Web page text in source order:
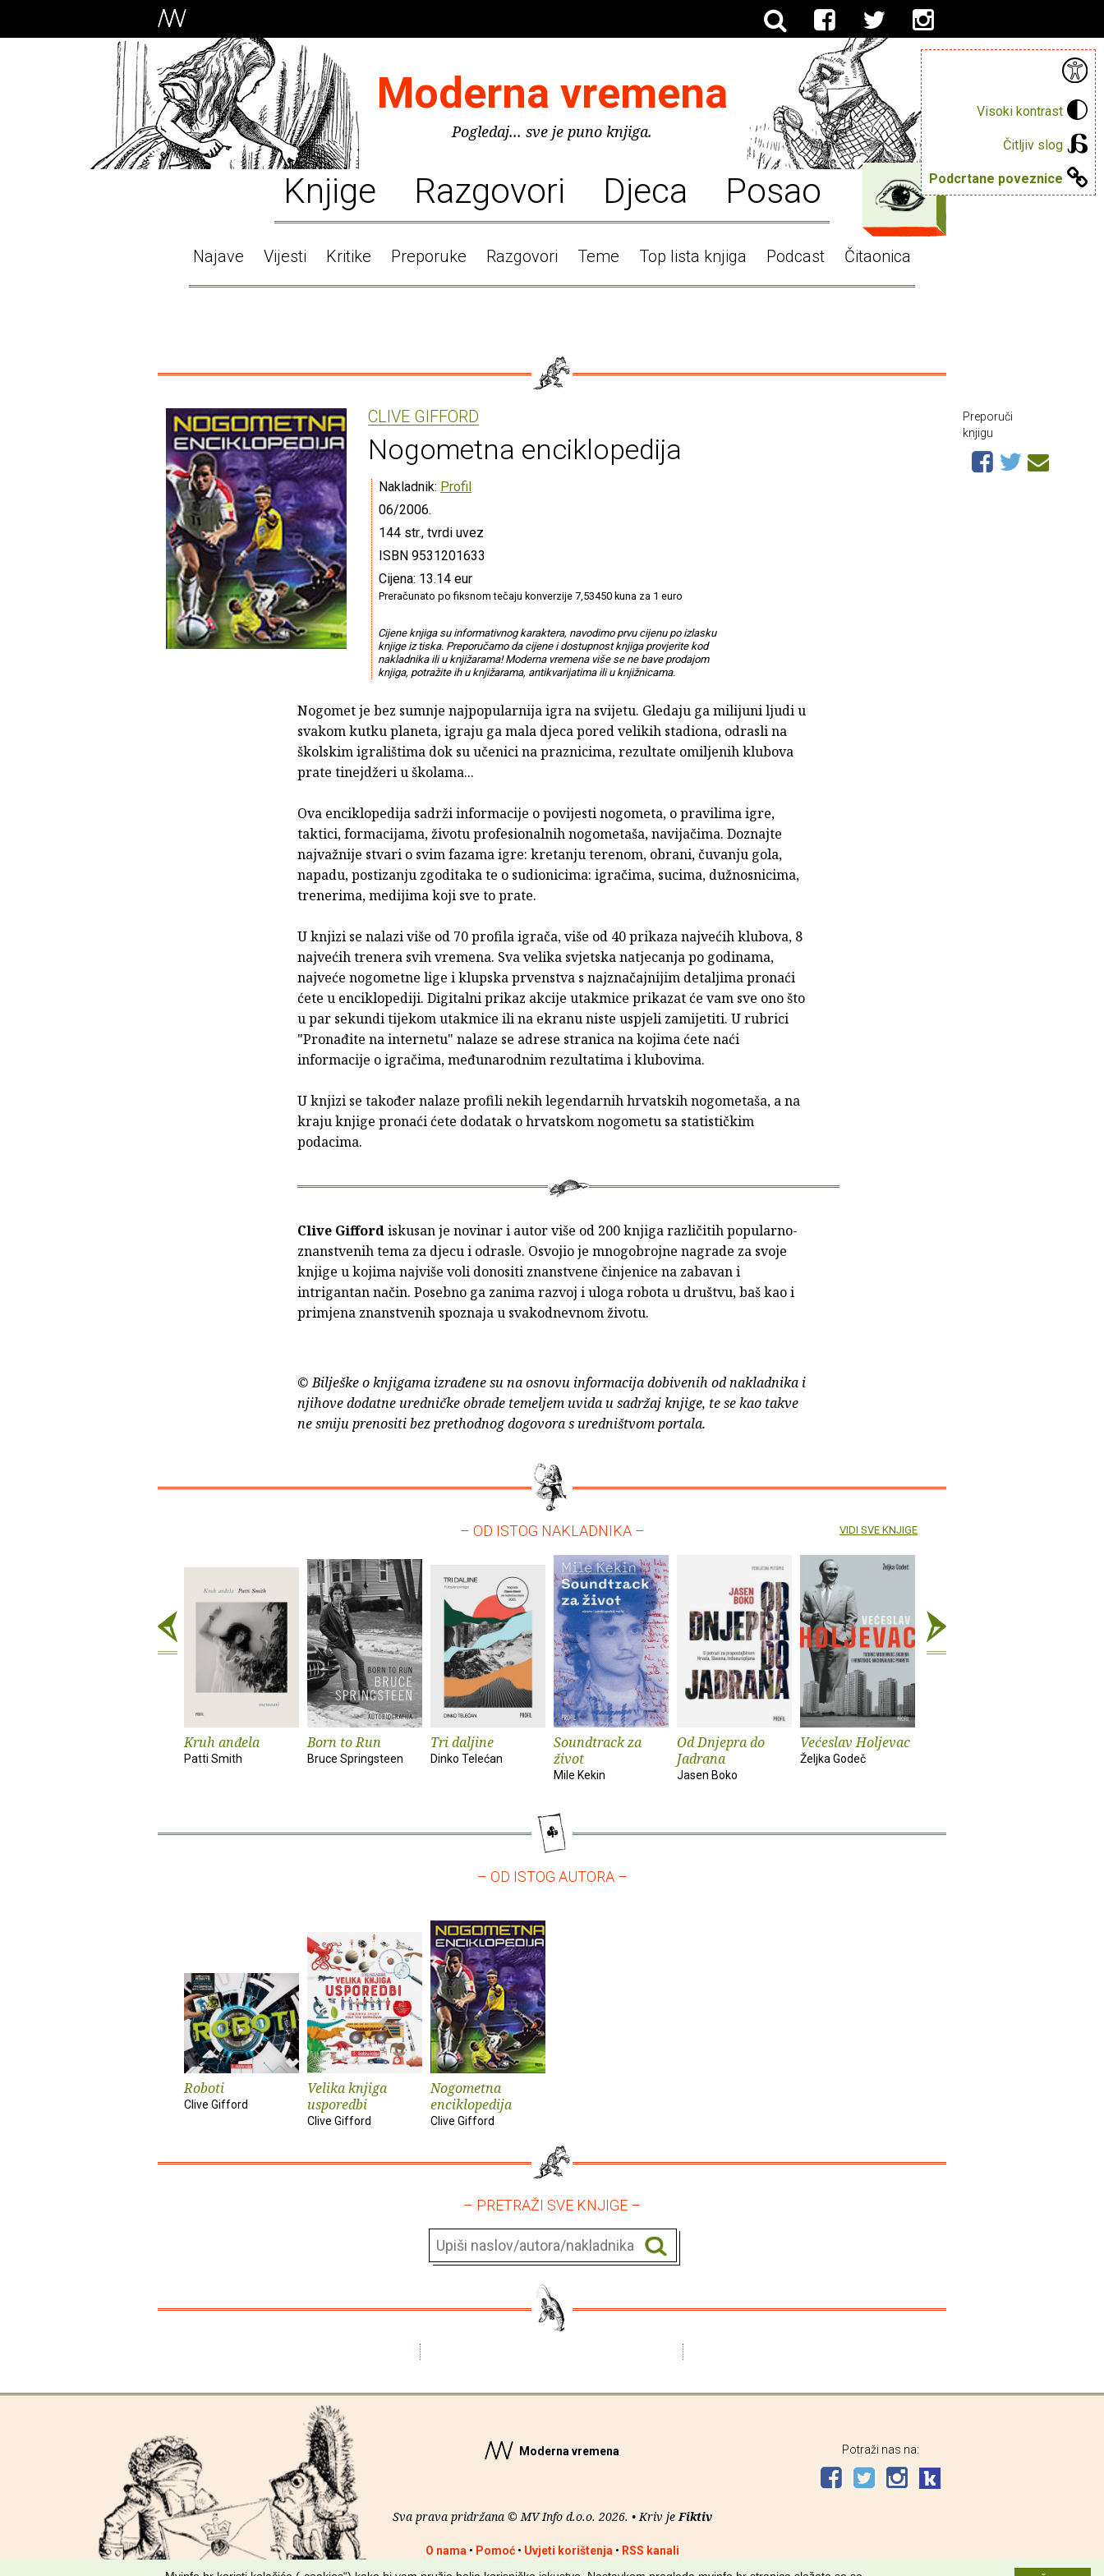
Visoki kontrast
Čitljiv slog
Podcrtane poveznice
Moderna vremena
Pogledaj... sve je puno knjiga.
Knjige Razgovori Djeca Posao
Najave Vijesti Kritike Preporuke Razgovori Teme Top lista knjiga Podcast Čitaonica
CLIVE GIFFORD
Nogometna enciklopedija
Nakladnik: Profil
06/2006.
144 str., tvrdi uvez
ISBN 9531201633
Cijena: 13.14 eur
Preračunato po fiksnom tečaju konverzije 7,53450 kuna za 1 euro
Cijene knjiga su informativnog karaktera, navodimo prvu cijenu po izlasku
knjige iz tiska. Preporučamo da cijene i dostupnost knjiga provjerite kod
nakladnika ili u knjižarama! Moderna vremena više se ne bave prodajom
knjiga, potražite ih u knjižarama, antikvarijatima ili u knjižnicama.
Nogomet je bez sumnje najpopularnija igra na svijetu. Gledaju ga milijuni ljudi u
svakom kutku planeta, igraju ga mala djeca pored velikih stadiona, odrasli na
školskim igralištima dok su učenici na praznicima, rezultate omiljenih klubova
prate tinejdžeri u školama...
Ova enciklopedija sadrži informacije o povijesti nogometa, o pravilima igre,
taktici, formacijama, životu profesionalnih nogometaša, navijačima. Doznajte
najvažnije stvari o svim fazama igre: kretanju terenom, obrani, čuvanju gola,
napadu, postizanju zgoditaka te o sudionicima: igračima, sucima, dužnosnicima,
trenerima, medijima koji sve to prate.
U knjizi se nalazi više od 70 profila igrača, više od 40 prikaza najvećih klubova, 8
najvećih trenera svih vremena. Sva velika svjetska natjecanja po godinama,
najveće nogometne lige i klupska prvenstva s najznačajnijim detaljima pronaći
ćete u enciklopediji. Digitalni prikaz akcije utakmice prikazat će vam sve ono što
u par sekundi tijekom utakmice ili na ekranu niste uspjeli zamijetiti. U rubrici
"Pronađite na internetu" nalaze se adrese stranica na kojima ćete naći
informacije o igračima, međunarodnim rezultatima i klubovima.
U knjizi se također nalaze profili nekih legendarnih hrvatskih nogometaša, a na
kraju knjige pronaći ćete dodatak o hrvatskom nogometu sa statističkim
podacima.
Clive Giffordiskusan je novinar i autor više od 200 knjiga različitih popularno-
znanstvenih tema za djecu i odrasle. Osvojio je mnogobrojne nagrade za svoje
knjige u kojima najviše voli donositi znanstvene činjenice na zabavan i
intrigantan način. Posebno ga zanima razvoj i uloga robota u društvu, baš kao i
primjena znanstvenih spoznaja u svakodnevnom životu.
© Bilješke o knjigama izrađene su na osnovu informacija dobivenih od nakladnika i
njihove dodatne uredničke obrade temeljem uvida u sadržaj knjige, te se kao takve
ne smiju prenositi bez prethodnog dogovora s uredništvom portala.
Preporuči
knjigu
– OD ISTOG NAKLADNIKA –
Kruh anđela
Patti Smith
Born to Run
Bruce Springsteen
Tri daljine
Dinko Telećan
Soundtrack za
život
Mile Kekin
Od Dnjepra do
Jadrana
Jasen Boko
Većeslav Holjevac
Željka Godeč
VIDI SVE KNJIGE
– OD ISTOG AUTORA –
Roboti
Clive Gifford
Velika knjiga
usporedbi
Clive Gifford
Nogometna
enciklopedija
Clive Gifford
– PRETRAŽI SVE KNJIGE –
Moderna vremena
Sva prava pridržana © MV Info d.o.o. 2026. • Kriv je Fiktiv
O nama • Pomoć• Uvjeti korištenja • RSS kanali
Potraži nas na: